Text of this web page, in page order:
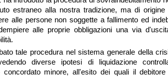
estraneo alla nostra tradizione, ma di origine
alle persone non soggette a fallimento ed
alle proprie obbligazioni una via
tale procedura nel sistema generale della
diverse ipotesi di liquidazione
concordato minore, all'esito dei quali il